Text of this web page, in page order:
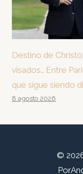
Destino de
visados… Entre
que sigue siendo
8 agosto 2026
©